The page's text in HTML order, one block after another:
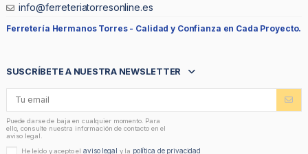
info@ferreteriatorresonline.es
Ferretería Hermanos Torres - Calidad y Confianza en Cada Proyecto.
SUSCRÍBETE A NUESTRA NEWSLETTER
Puede darse de baja en cualquier momento. Para
ello, consulte nuestra información de contacto en el
aviso legal.
He leído y acepto elaviso legal y la política de privacidad